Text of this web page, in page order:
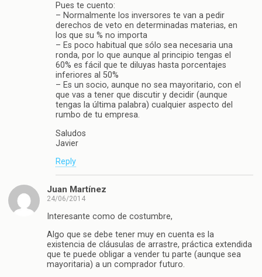
Pues te cuento:
– Normalmente los inversores te van a pedir
derechos de veto en determinadas materias, en
los que su % no importa
– Es poco habitual que sólo sea necesaria una
ronda, por lo que aunque al principio tengas el
60% es fácil que te diluyas hasta porcentajes
inferiores al 50%
– Es un socio, aunque no sea mayoritario, con el
que vas a tener que discutir y decidir (aunque
tengas la última palabra) cualquier aspecto del
rumbo de tu empresa.
Saludos
Javier
Reply
Juan Martínez
24/06/2014
Interesante como de costumbre,
Algo que se debe tener muy en cuenta es la
existencia de cláusulas de arrastre, práctica extendida
que te puede obligar a vender tu parte (aunque sea
mayoritaria) a un comprador futuro.